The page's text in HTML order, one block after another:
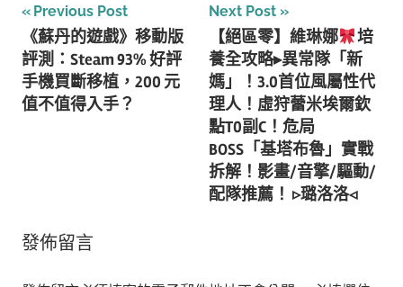
文
章
導
覽
Previous Post
《蘇丹的遊戲》移動版
評測：Steam 93% 好評
手機買斷移植，200 元
值不值得入手？
Next Post
【絕區零】維琳娜
培
養全攻略▸異常隊「新
媽」！3.0首位風屬性代
理人！虛狩蕾米埃爾欽
點T0副C！危局
BOSS「基塔布魯」實戰
拆解！影畫/音擎/驅動/
配隊推薦！ ▹璐洛洛◃
發佈留言